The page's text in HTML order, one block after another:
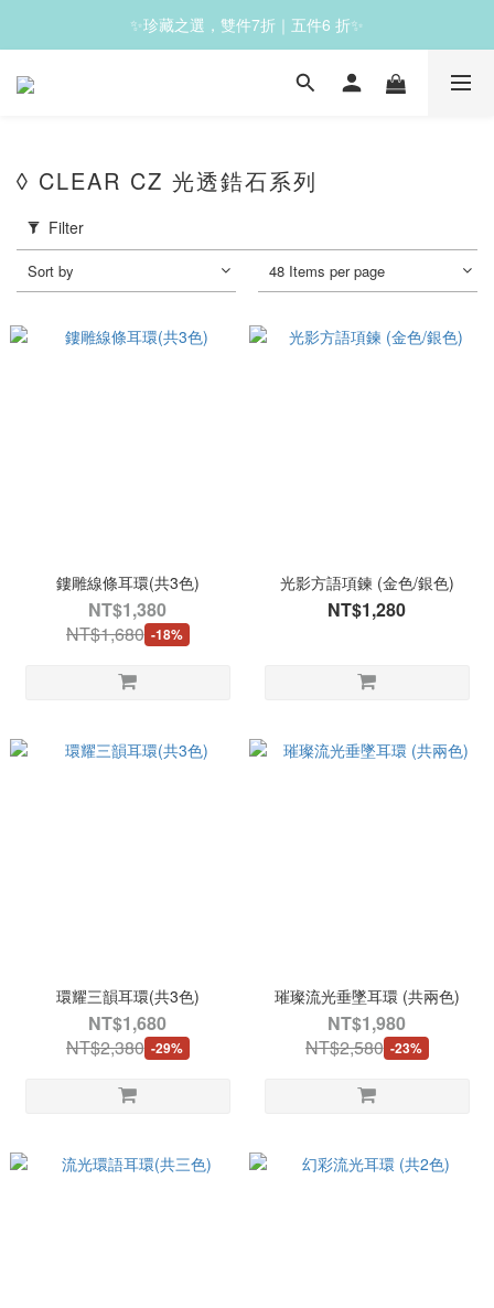
✨滿1200免運✨
✨珍藏之選，雙件7折｜五件6 折✨
◊ CLEAR CZ 光透鋯石系列
Filter
Sort by 48 Items per page
鏤雕線條耳環(共3色)
NT$1,380
NT$1,680 -18%
光影方語項鍊 (金色/銀色)
NT$1,280
環耀三韻耳環(共3色)
NT$1,680
NT$2,380 -29%
璀璨流光垂墜耳環 (共兩色)
NT$1,980
NT$2,580 -23%